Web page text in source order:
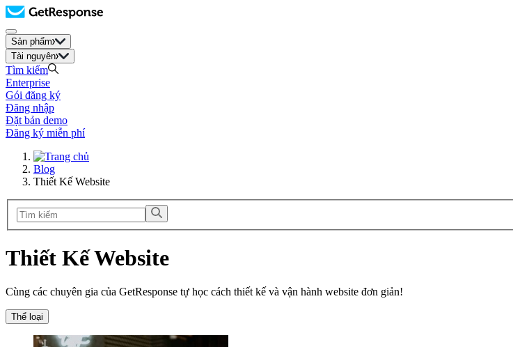
Sản phẩm
Tài nguyên
Tìm kiếm
Enterprise
Gói đăng ký
Đăng nhập
Đặt bản demo
Đăng ký miễn phí
Blog
Thiết Kế Website
Thiết Kế Website
Cùng các chuyên gia của GetResponse tự học cách thiết kế và vận hành website đơn giản!
Thể loại